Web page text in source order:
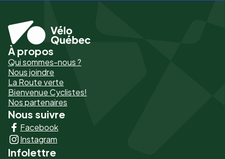
Pied
de
page
-
Liens
principaux
À propos
Qui sommes-nous ?
Nous joindre
La Route verte
Bienvenue Cyclistes!
Nos partenaires
Nous suivre
Facebook
Instagram
Infolettre